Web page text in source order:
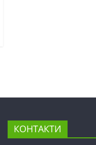
КОНТАКТИ